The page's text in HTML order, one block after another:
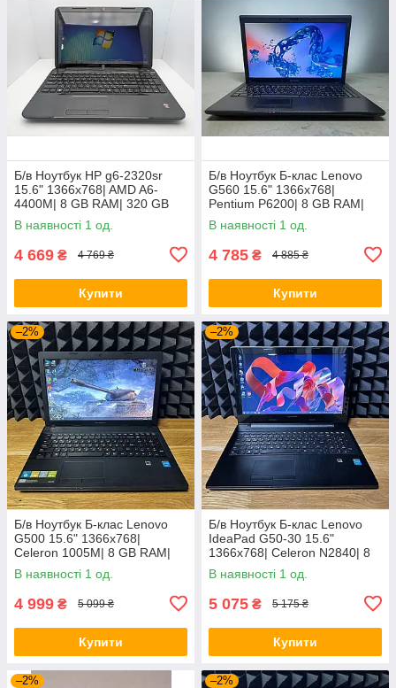
Б/в Ноутбук HP g6-2320sr
15.6" 1366x768| AMD A6-
4400M| 8 GB RAM| 320 GB
HDD| Radeon HD 7520G
В наявності 1 од.
4 669 ₴ 4 769 ₴
Купити
Б/в Ноутбук Б-клас Lenovo
G560 15.6" 1366x768|
Pentium P6200| 8 GB RAM|
120 GB SSD| HD
В наявності 1 од.
4 785 ₴ 4 885 ₴
Купити
–2%
Б/в Ноутбук Б-клас Lenovo
G500 15.6" 1366x768|
Celeron 1005M| 8 GB RAM|
128 GB SSD| HD
В наявності 1 од.
4 999 ₴ 5 099 ₴
Купити
–2%
Б/в Ноутбук Б-клас Lenovo
IdeaPad G50-30 15.6"
1366x768| Celeron N2840| 8
GB RAM| 128 GB SSD| HD
В наявності 1 од.
5 075 ₴ 5 175 ₴
Купити
–2% –2%